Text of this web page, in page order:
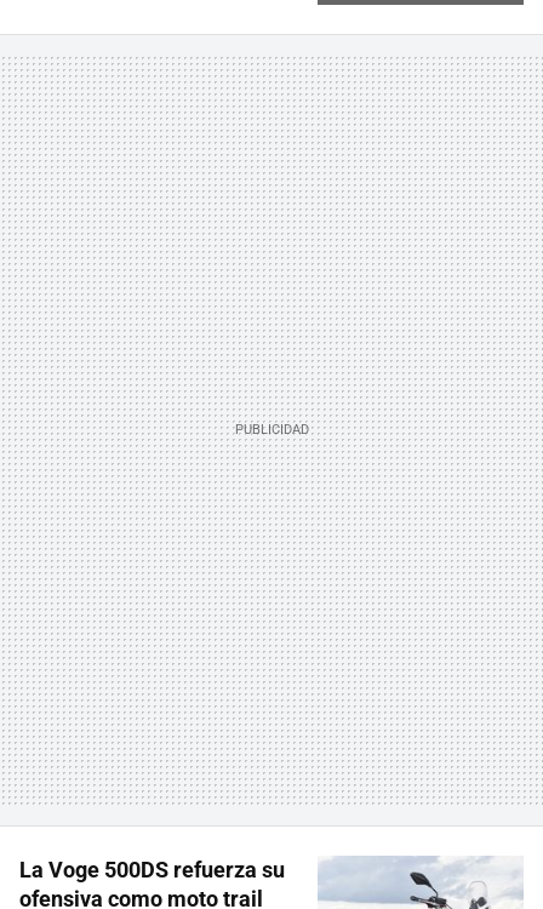
La Voge 500DS refuerza su
ofensiva como moto trail